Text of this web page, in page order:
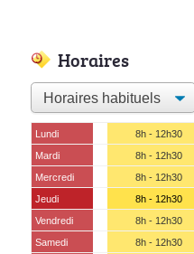
Horaires
Lundi 8h - 12h30
Mardi
8h - 12h30
Mercredi
8h - 12h30
Jeudi
8h - 12h30
Vendredi
8h - 12h30
Samedi
8h - 12h30